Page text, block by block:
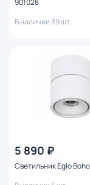
901028
В наличии 39 шт.
5 890 ₽
Светильник Eglo